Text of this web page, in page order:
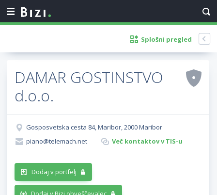
Splošni pregled
DAMAR GOSTINSTVO
d.o.o.
Gosposvetska cesta 84, Maribor, 2000 Maribor
piano@telemach.net
Več kontaktov v TIS-u
Dodaj v portfelj